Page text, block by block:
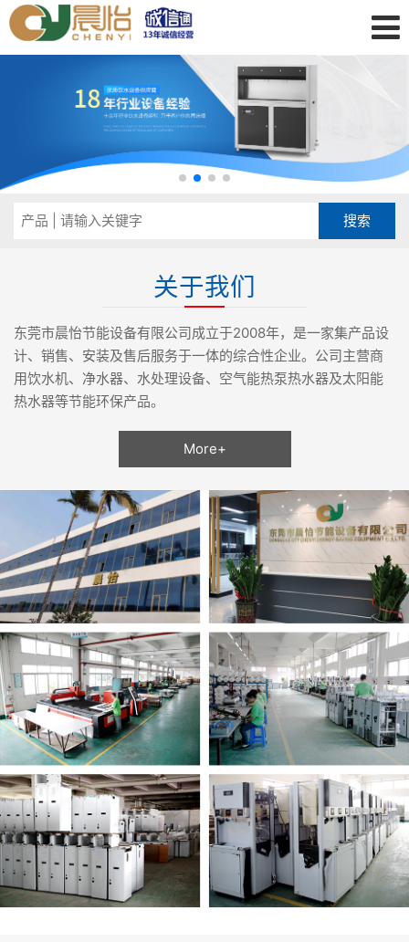
关于我们
东莞市晨怡节能设备有限公司成立于2008年，是一家集产品设
计、销售、安装及售后服务于一体的综合性企业。公司主营商
用饮水机、净水器、水处理设备、空气能热泵热水器及太阳能
热水器等节能环保产品。
More+